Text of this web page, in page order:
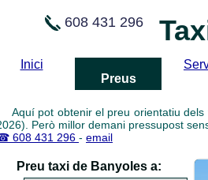
608 431 296
Inici
Preus
Aquí pot obtenir el preu orientatiu
Però millor demani pressupost
608 431 296 - email
Preu taxi de Banyoles a: